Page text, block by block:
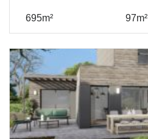
695m² 97m²